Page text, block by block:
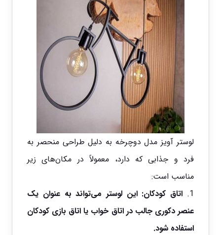
لوستر آویز مدل دوچرخه به دلیل طراحی منحصر به
فرد و جذابی که دارد، معمولاً در مکان‌های زیر
مناسب است:
1. اتاق کودکان: این لوستر می‌تواند به عنوان یک
عنصر دکوری جالب در اتاق خواب یا اتاق بازی کودکان
استفاده شود.